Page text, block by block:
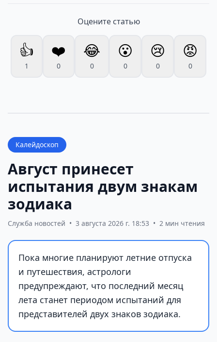
Оцените статью
👍
1
❤️
0
😂
0
😮
0
😢
0
😡
0
Калейдоскоп
Август принесет
испытания двум знакам
зодиака
Служба новостей • 3 августа 2026 г. 18:53 • 2 мин чтения
Пока многие планируют летние отпуска
и путешествия, астрологи
предупреждают, что последний месяц
лета станет периодом испытаний для
представителей двух знаков зодиака.